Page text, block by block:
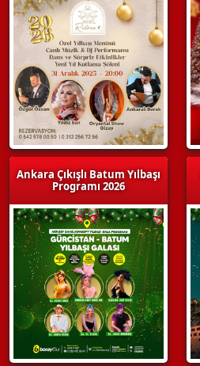
Ankara Çıkışlı Batum Yılbaşı
Programı 2026